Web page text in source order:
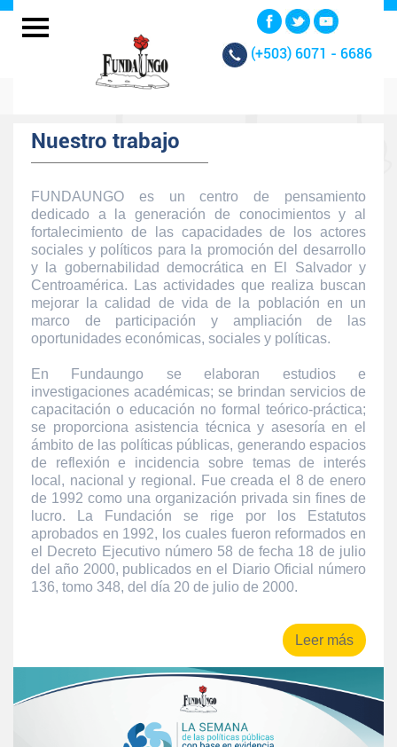
(+503) 6071 - 6686
Nuestro trabajo
FUNDAUNGO es un centro de pensamiento
dedicado a la generación de conocimientos y al
fortalecimiento de las capacidades de los actores
sociales y políticos para la promoción del desarrollo
y la gobernabilidad democrática en El Salvador y
Centroamérica. Las actividades que realiza buscan
mejorar la calidad de vida de la población en un
marco de participación y ampliación de las
oportunidades económicas, sociales y políticas.
En Fundaungo se elaboran estudios e
investigaciones académicas; se brindan servicios de
capacitación o educación no formal teórico-práctica;
se proporciona asistencia técnica y asesoría en el
ámbito de las políticas públicas, generando espacios
de reflexión e incidencia sobre temas de interés
local, nacional y regional. Fue creada el 8 de enero
de 1992 como una organización privada sin fines de
lucro. La Fundación se rige por los Estatutos
aprobados en 1992, los cuales fueron reformados en
el Decreto Ejecutivo número 58 de fecha 18 de julio
del año 2000, publicados en el Diario Oficial número
136, tomo 348, del día 20 de julio de 2000.
Leer más